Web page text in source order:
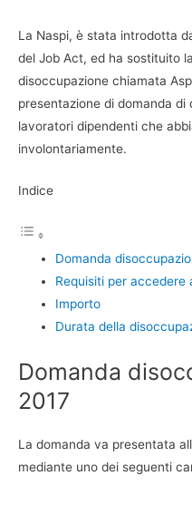
La Naspi, è stata introdotta
del Job Act, ed ha sostituito
disoccupazione chiamata
presentazione di domanda di
lavoratori dipendenti che
involontariamente.
Indice
Domanda
Requisiti per accedere
Importo
Durata della
Domanda
2017
La domanda va presentata
mediante uno dei seguenti